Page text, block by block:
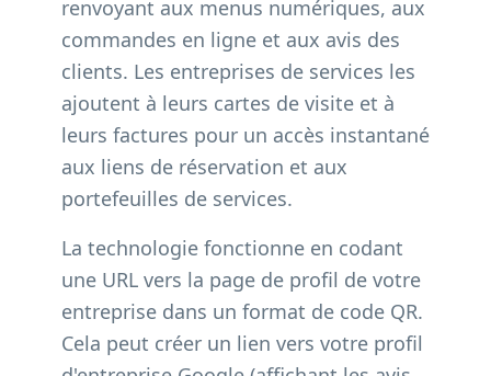
renvoyant aux menus numériques, aux
commandes en ligne et aux avis des
clients. Les entreprises de services les
ajoutent à leurs cartes de visite et à
leurs factures pour un accès instantané
aux liens de réservation et aux
portefeuilles de services.
La technologie fonctionne en codant
une URL vers la page de profil de votre
entreprise dans un format de code QR.
Cela peut créer un lien vers votre profil